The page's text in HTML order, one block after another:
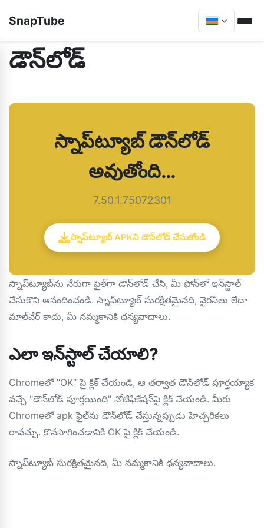
SnapTube
డౌన్‌లోడ్
స్నాప్‌ట్యూబ్ డౌన్‌లోడ్
అవుతోంది…
7.50.1.75072301
స్నాప్‌ట్యూబ్ APKని డౌన్‌లోడ్ చేసుకోండి
స్నాప్‌ట్యూబ్‌ను నేరుగా ఫైల్‌గా డౌన్‌లోడ్ చేసి, మీ ఫోన్‌లో ఇన్‌స్టాల్
చేసుకొని ఆనందించండి. స్నాప్‌ట్యూబ్ సురక్షితమైనది, వైరస్‌లు లేదా
మాల్‌వేర్ కాదు, మీ నమ్మకానికి ధన్యవాదాలు.
ఎలా ఇన్‌స్టాల్ చేయాలి?
Chromeలో “OK” పై క్లిక్ చేయండి, ఆ తర్వాత డౌన్‌లోడ్ పూర్తయ్యాక
వచ్చే "డౌన్‌లోడ్ పూర్తయింది" నోటిఫికేషన్‌పై క్లిక్ చేయండి. మీరు
Chromeలో apk ఫైల్‌ను డౌన్‌లోడ్ చేస్తున్నప్పుడు హెచ్చరికలు
రావచ్చు. కొనసాగించడానికి OK పై క్లిక్ చేయండి.
స్నాప్‌ట్యూబ్ సురక్షితమైనది, మీ నమ్మకానికి ధన్యవాదాలు.